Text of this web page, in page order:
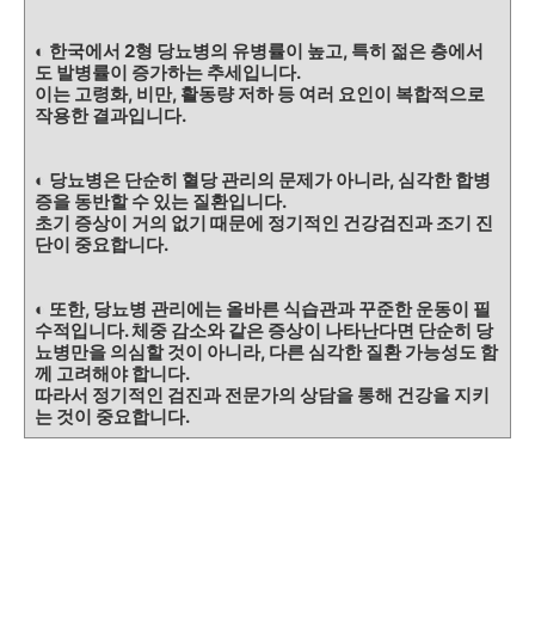
◐ 한국에서 2형 당뇨병의 유병률이 높고, 특히 젊은 층에서
도 발병률이 증가하는 추세입니다.
이는 고령화, 비만, 활동량 저하 등 여러 요인이 복합적으로
작용한 결과입니다.
◐ 당뇨병은 단순히 혈당 관리의 문제가 아니라, 심각한 합병
증을 동반할 수 있는 질환입니다.
초기 증상이 거의 없기 때문에 정기적인 건강검진과 조기 진
단이 중요합니다.
◐ 또한, 당뇨병 관리에는 올바른 식습관과 꾸준한 운동이 필
수적입니다. 체중 감소와 같은 증상이 나타난다면 단순히 당
뇨병만을 의심할 것이 아니라, 다른 심각한 질환 가능성도 함
께 고려해야 합니다.
따라서 정기적인 검진과 전문가의 상담을 통해 건강을 지키
는 것이 중요합니다.